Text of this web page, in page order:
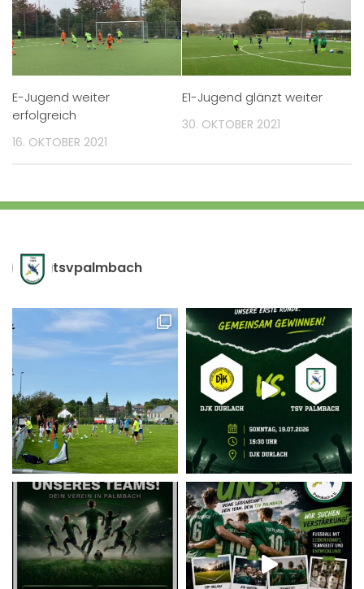
E-Jugend weiter
erfolgreich
16. OKTOBER 2021
E1-Jugend glänzt weiter
30. OKTOBER 2021
tsvpalmbach